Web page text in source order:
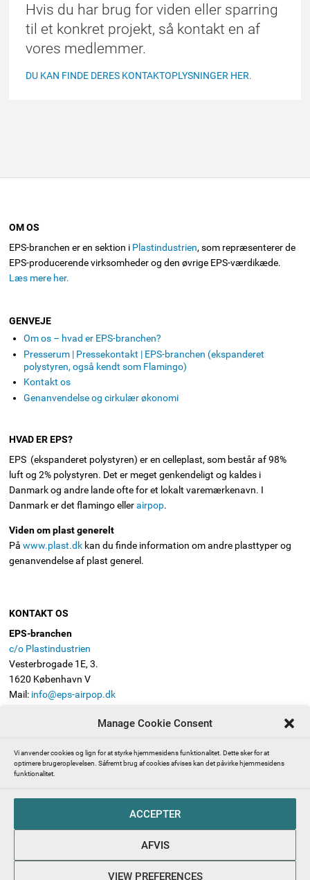
Manage Cookie Consent
Vi anvender cookies og lign for at styrke hjemmesidens funktionalitet. Dette sker for at
optimere brugeroplevelsen. Såfremt brug af cookies afvises kan det påvirke hjemmesidens
funktionalitet.
ACCEPTER
AFVIS
VIEW PREFERENCES
Hvis du har brug for viden eller sparring
til et konkret projekt, så kontakt en af
vores medlemmer.
DU KAN FINDE DERES KONTAKTOPLYSNINGER HER.
OM OS
EPS-branchen er en sektion i Plastindustrien, som repræsenterer de
EPS-producerende virksomheder og den øvrige EPS-værdikæde.
Læs mere her.
GENVEJE
Om os – hvad er EPS-branchen?
Presserum | Pressekontakt | EPS-branchen (ekspanderet
polystyren, også kendt som Flamingo)
Kontakt os
Genanvendelse og cirkulær økonomi
HVAD ER EPS?
EPS (ekspanderet polystyren) er en celleplast, som består af 98%
luft og 2% polystyren. Det er meget genkendeligt og kaldes i
Danmark og andre lande ofte for et lokalt varemærkenavn. I
Danmark er det flamingo ellerairpop.
Viden om plast generelt
Påwww.plast.dk kan du finde information om andre plasttyper og
genanvendelse af plast generel.
KONTAKT OS
EPS-branchen
c/o Plastindustrien
Vesterbrogade 1E, 3.
1620 København V
Mail: info@eps-airpop.dk
FØLG EPS-BRANCHEN
polystyren, også kendt som Flamingo)
Abonnér på EPS-branchens nyhedsbrev
EPS-branchen – en del af Plastindustrien beskytter dine
persondata